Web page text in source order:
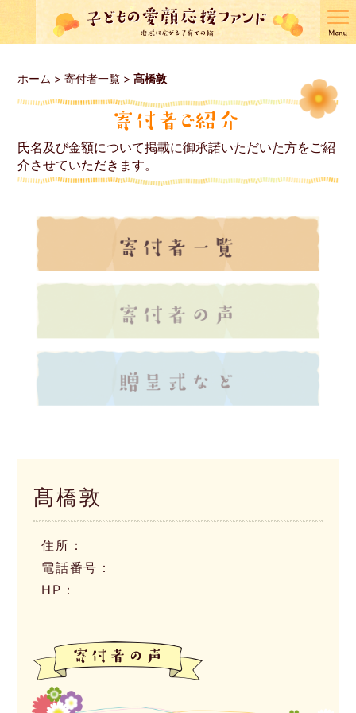
ホーム >寄付者一覧 >髙橋敦
氏名及び金額について掲載に御承諾いただいた方をご紹
介させていただきます。
髙橋敦
住所：
電話番号：
HP：